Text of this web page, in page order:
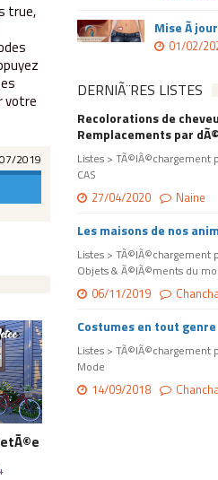
true,
votre
2019
Mise Ã
01/02/
DERNIÃ¨RES LISTES
Recolorations de
Remplacements par
Listes > TÃ©lÃ©chargement
CAS
27/04/2020 Naine
Les maisons de nos
Listes > TÃ©lÃ©chargement
Objets & Ã©lÃ©ments du
06/11/2019
Costumes en tout genre
Listes > TÃ©lÃ©chargement
Mode
14/09/2018